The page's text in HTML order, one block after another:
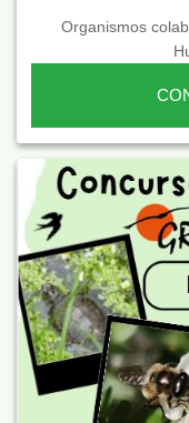
Organismos